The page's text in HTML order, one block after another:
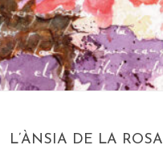
L’ÀNSIA DE LA ROSA